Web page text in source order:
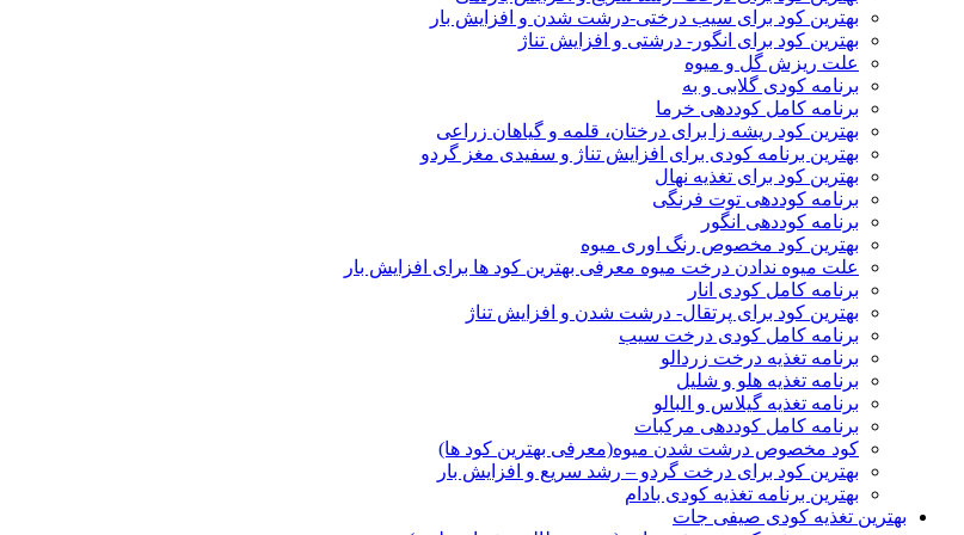
بهترین کود برای سیب درختی-درشت شدن و افزایش بار
بهترین کود برای انگور- درشتی و افزایش تناژ
علت ریزش گل و میوه
برنامه کودی گلابی و به
برنامه کامل کوددهی خرما
بهترین کود ریشه زا برای درختان، قلمه و گیاهان زراعی
بهترین برنامه کودی برای افزایش تناژ و سفیدی مغز گردو
بهترین کود برای تغذیه نهال
برنامه کوددهی توت فرنگی
برنامه کوددهی انگور
بهترین کود مخصوص رنگ اوری میوه
علت میوه ندادن درخت میوه معرفی بهترین کود ها برای افزایش بار
برنامه کامل کودی انار
بهترین کود برای پرتقال- درشت شدن و افزایش تناژ
برنامه کامل کودی درخت سیب
برنامه تغذیه درخت زردالو
برنامه تغذیه هلو و شلیل
برنامه تغذیه گیلاس و البالو
برنامه کامل کوددهی مرکبات
کود مخصوص درشت شدن میوه(معرفی بهترین کود ها)
بهترین کود برای درخت گردو – رشد سریع و افزایش بار
بهترین برنامه تغذیه کودی بادام
بهترین تغذیه کودی صیفی جات